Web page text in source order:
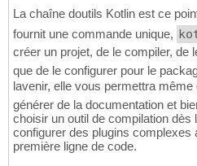
La chaîne doutils Kotlin est ce
fournit une commande unique,
créer un projet, de le compiler, de
que de le configurer pour le
lavenir, elle vous permettra
générer de la documentation et
choisir un outil de compilation dès
configurer des plugins complexes
première ligne de code.